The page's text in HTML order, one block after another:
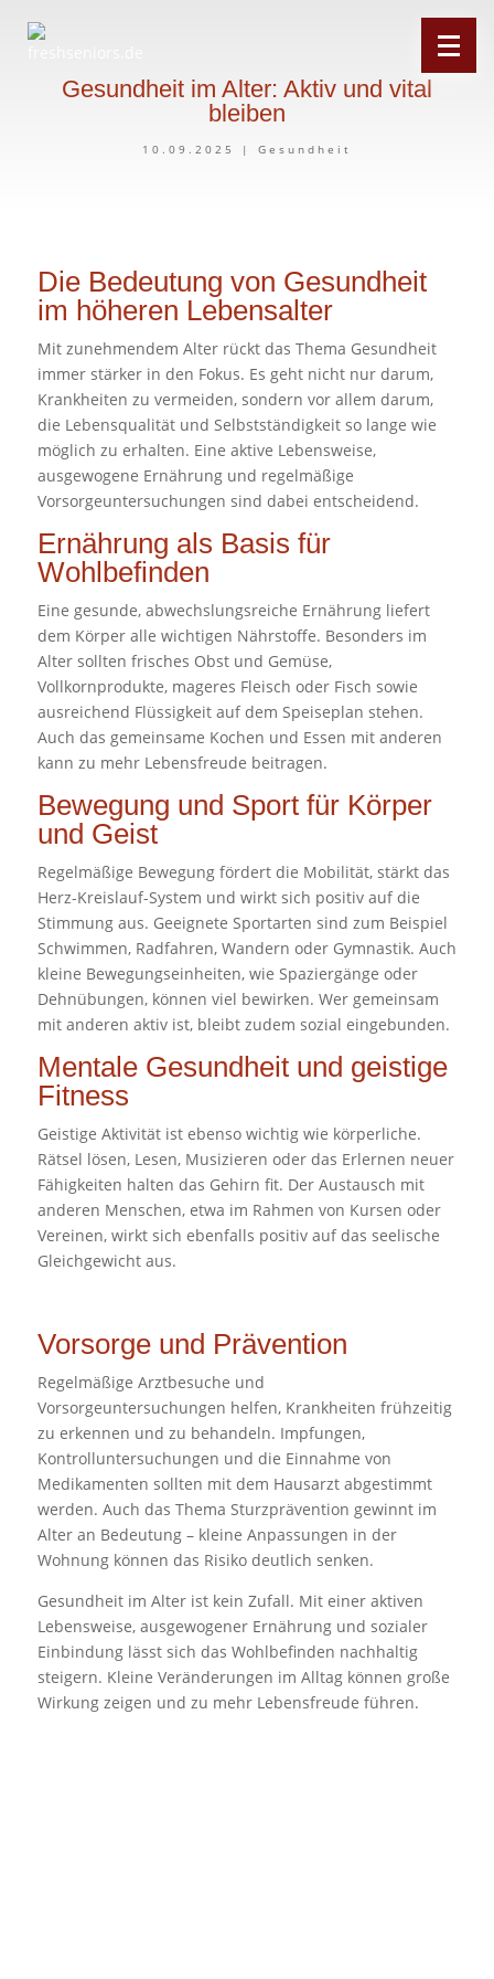
Gesundheit im Alter: Aktiv und vital
bleiben
10.09.2025 | Gesundheit
Die Bedeutung von Gesundheit
im höheren Lebensalter
Mit zunehmendem Alter rückt das Thema Gesundheit
immer stärker in den Fokus. Es geht nicht nur darum,
Krankheiten zu vermeiden, sondern vor allem darum,
die Lebensqualität und Selbstständigkeit so lange wie
möglich zu erhalten. Eine aktive Lebensweise,
ausgewogene Ernährung und regelmäßige
Vorsorgeuntersuchungen sind dabei entscheidend.
Ernährung als Basis für
Wohlbefinden
Eine gesunde, abwechslungsreiche Ernährung liefert
dem Körper alle wichtigen Nährstoffe. Besonders im
Alter sollten frisches Obst und Gemüse,
Vollkornprodukte, mageres Fleisch oder Fisch sowie
ausreichend Flüssigkeit auf dem Speiseplan stehen.
Auch das gemeinsame Kochen und Essen mit anderen
kann zu mehr Lebensfreude beitragen.
Bewegung und Sport für Körper
und Geist
Regelmäßige Bewegung fördert die Mobilität, stärkt das
Herz-Kreislauf-System und wirkt sich positiv auf die
Stimmung aus. Geeignete Sportarten sind zum Beispiel
Schwimmen, Radfahren, Wandern oder Gymnastik. Auch
kleine Bewegungseinheiten, wie Spaziergänge oder
Dehnübungen, können viel bewirken. Wer gemeinsam
mit anderen aktiv ist, bleibt zudem sozial eingebunden.
Mentale Gesundheit und geistige
Fitness
Geistige Aktivität ist ebenso wichtig wie körperliche.
Rätsel lösen, Lesen, Musizieren oder das Erlernen neuer
Fähigkeiten halten das Gehirn fit. Der Austausch mit
anderen Menschen, etwa im Rahmen von Kursen oder
Vereinen, wirkt sich ebenfalls positiv auf das seelische
Gleichgewicht aus.
Vorsorge und Prävention
Regelmäßige Arztbesuche und
Vorsorgeuntersuchungen helfen, Krankheiten frühzeitig
zu erkennen und zu behandeln. Impfungen,
Kontrolluntersuchungen und die Einnahme von
Medikamenten sollten mit dem Hausarzt abgestimmt
werden. Auch das Thema Sturzprävention gewinnt im
Alter an Bedeutung – kleine Anpassungen in der
Wohnung können das Risiko deutlich senken.
Gesundheit im Alter ist kein Zufall. Mit einer aktiven
Lebensweise, ausgewogener Ernährung und sozialer
Einbindung lässt sich das Wohlbefinden nachhaltig
steigern. Kleine Veränderungen im Alltag können große
Wirkung zeigen und zu mehr Lebensfreude führen.